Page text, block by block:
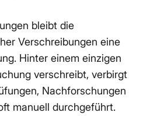
bleibt die
Verschreibungen eine
Hinter einem einzigen
verschreibt, verbirgt
Nachforschungen
manuell durchgeführt.